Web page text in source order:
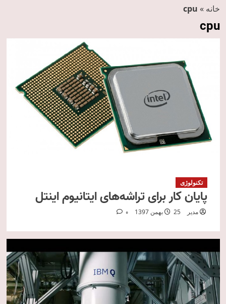
خانه »
cpu
cpu
تکنولوژی
پایان کار برای تراشه‌های ایتانیوم اینتل
مدیر 25 بهمن 1397 0